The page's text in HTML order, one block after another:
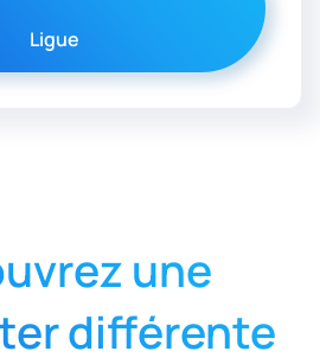
Ligue
une
différente